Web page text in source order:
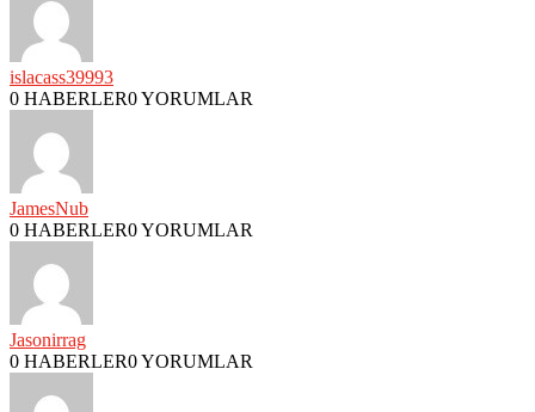
islacass39993
0 HABERLER0 YORUMLAR
JamesNub
0 HABERLER0 YORUMLAR
Jasonirrag
0 HABERLER0 YORUMLAR